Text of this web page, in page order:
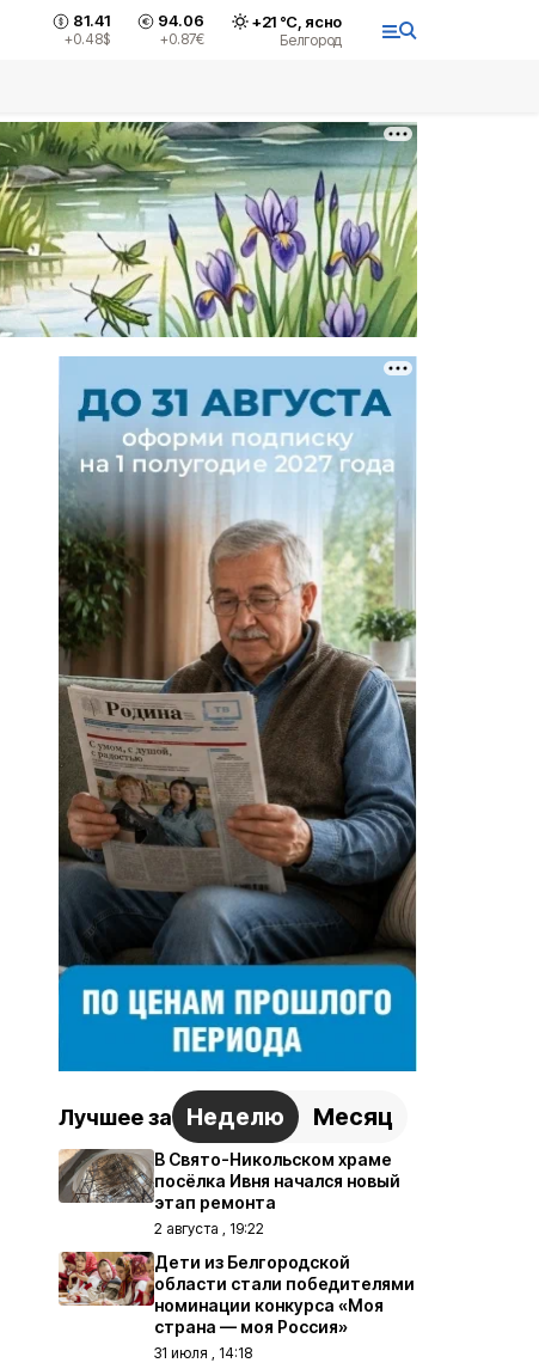
81.41
+0.48$
94.06
+0.87€
+21°С, ясно
Белгород
Лучшее за Неделю Месяц
В Свято-Никольском храме
посёлка Ивня начался новый
этап ремонта
2 августа , 19:22
Дети из Белгородской
области стали победителями
номинации конкурса «Моя
страна — моя Россия»
31 июля , 14:18